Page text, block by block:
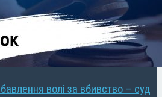
волі за вбивство – суд